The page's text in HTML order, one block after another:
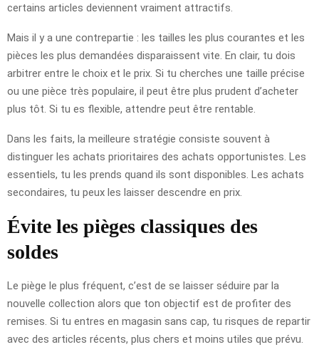
certains articles deviennent vraiment attractifs.
Mais il y a une contrepartie : les tailles les plus courantes et les
pièces les plus demandées disparaissent vite. En clair, tu dois
arbitrer entre le choix et le prix. Si tu cherches une taille précise
ou une pièce très populaire, il peut être plus prudent d’acheter
plus tôt. Si tu es flexible, attendre peut être rentable.
Dans les faits, la meilleure stratégie consiste souvent à
distinguer les achats prioritaires des achats opportunistes. Les
essentiels, tu les prends quand ils sont disponibles. Les achats
secondaires, tu peux les laisser descendre en prix.
Évite les pièges classiques des
soldes
Le piège le plus fréquent, c’est de se laisser séduire par la
nouvelle collection alors que ton objectif est de profiter des
remises. Si tu entres en magasin sans cap, tu risques de repartir
avec des articles récents, plus chers et moins utiles que prévu.